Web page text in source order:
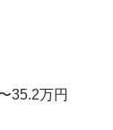
35.2万円